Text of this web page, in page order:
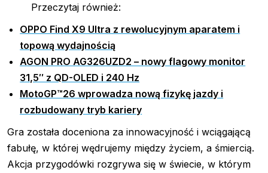
Przeczytaj również:
OPPO Find X9 Ultra z rewolucyjnym aparatem i
topową wydajnością
AGON PRO AG326UZD2 – nowy flagowy monitor
31,5″ z QD-OLED i 240 Hz
MotoGP™26 wprowadza nową fizykę jazdy i
rozbudowany tryb kariery
Gra została doceniona za innowacyjność i wciągającą
fabułę, w której wędrujemy między życiem, a śmiercią.
Akcja przygodówki rozgrywa się w świecie, w którym